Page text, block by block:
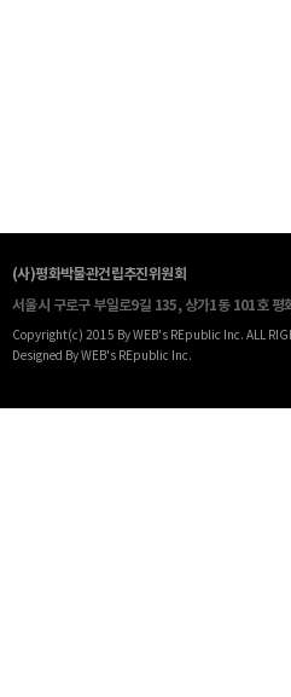
(사)평화박물관건립추진위원회
서울시 구로구 부일로9길 135, 상가1동 101호 평
Copyright(c) 2015 By WEB's REpublic Inc. ALL
Designed By WEB's REpublic Inc.